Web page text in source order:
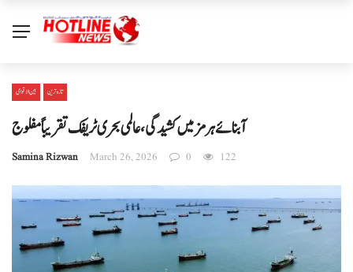
بین الا قوامی تازہ ترین
آبنائے ہرمز میں کشیدگی، عالمی بحری ٹریفک تقریباً مفلوج
Samina Rizwan March 26, 2026 0 122